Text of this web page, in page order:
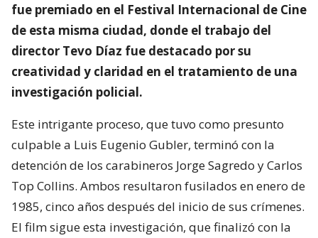
fue premiado en el Festival Internacional de Cine
de esta misma ciudad, donde el trabajo del
director Tevo Díaz fue destacado por su
creatividad y claridad en el tratamiento de una
investigación policial.
Este intrigante proceso, que tuvo como presunto
culpable a Luis Eugenio Gubler, terminó con la
detención de los carabineros Jorge Sagredo y Carlos
Top Collins. Ambos resultaron fusilados en enero de
1985, cinco años después del inicio de sus crímenes.
El film sigue esta investigación, que finalizó con la